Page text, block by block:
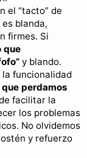
el “tacto” de
blanda,
firmes. Si
que
y blando.
funcionalidad
perdamos
facilitar la
los problemas
No olvidemos
y refuerzo